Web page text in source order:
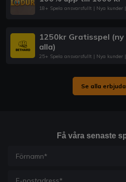
18+ Spela ansvarsfullt | Nya kunder
1250kr Gratisspel
alla)
25+ Spela ansvarsfullt | Nya kunder
Se alla
Få våra senaste